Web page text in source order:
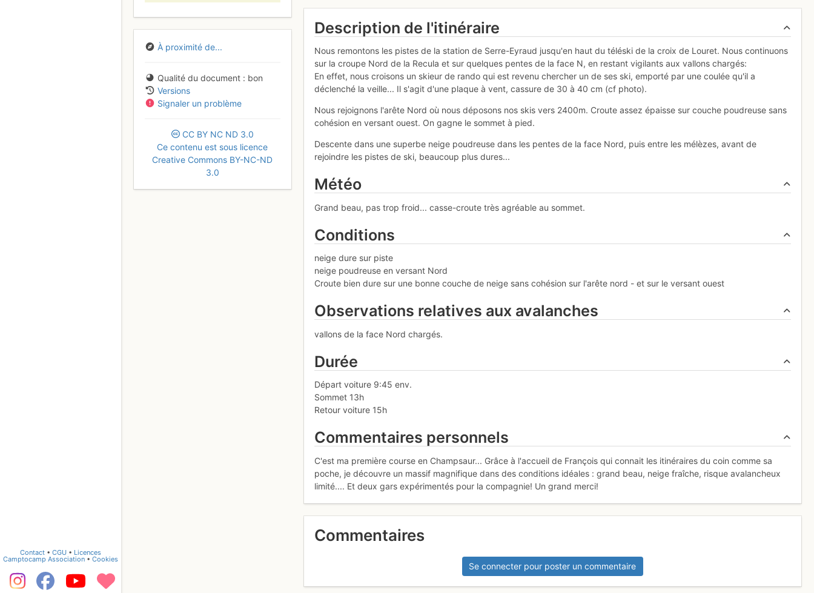
Contact • CGU • Licences
Camptocamp Association • Cookies
À proximité de...
Qualité du document
bon
Versions
Signaler un problème
CC BY NC ND 3.0
Ce contenu est sous licence
Creative Commons BY-NC-ND
3.0
Description de l'itinéraire
Nous remontons les pistes de la station de Serre-Eyraud jusqu'en haut du téléski de la croix de Louret. Nous continuons
sur la croupe Nord de la Recula et sur quelques pentes de la face N, en restant vigilants aux vallons chargés:
En effet, nous croisons un skieur de rando qui est revenu chercher un de ses ski, emporté par une coulée qu'il a
déclenché la veille... Il s'agit d'une plaque à vent, cassure de 30 à 40 cm (cf photo).
Nous rejoignons l'arête Nord où nous déposons nos skis vers 2400m. Croute assez épaisse sur couche poudreuse sans
cohésion en versant ouest. On gagne le sommet à pied.
Descente dans une superbe neige poudreuse dans les pentes de la face Nord, puis entre les mélèzes, avant de
rejoindre les pistes de ski, beaucoup plus dures...
Météo
Grand beau, pas trop froid... casse-croute très agréable au sommet.
Conditions
neige dure sur piste
neige poudreuse en versant Nord
Croute bien dure sur une bonne couche de neige sans cohésion sur l'arête nord - et sur le versant ouest
Observations relatives aux avalanches
vallons de la face Nord chargés.
Durée
Départ voiture 9:45 env.
Sommet 13h
Retour voiture 15h
Commentaires personnels
C'est ma première course en Champsaur... Grâce à l'accueil de François qui connait les itinéraires du coin comme sa
poche, je découvre un massif magnifique dans des conditions idéales : grand beau, neige fraîche, risque avalancheux
limité.... Et deux gars expérimentés pour la compagnie! Un grand merci!
Commentaires
Se connecter pour poster un commentaire